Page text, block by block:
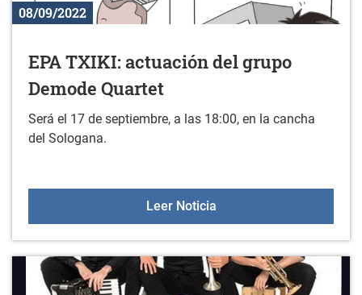
08/09/2022
EPA TXIKI: actuación del grupo
Demode Quartet
Será el 17 de septiembre, a las 18:00, en la cancha
del Sologana.
Leer NoticiaEPA TXIKI: actuación